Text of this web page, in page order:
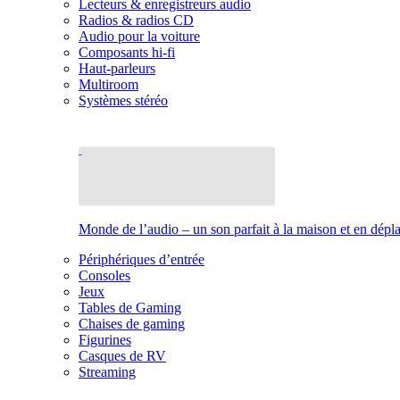
Lecteurs & enregistreurs audio
Radios & radios CD
Audio pour la voiture
Composants hi-fi
Haut-parleurs
Multiroom
Systèmes stéréo
Monde de l’audio – un son parfait à la maison et en
Périphériques d’entrée
Consoles
Jeux
Tables de Gaming
Chaises de gaming
Figurines
Casques de RV
Streaming